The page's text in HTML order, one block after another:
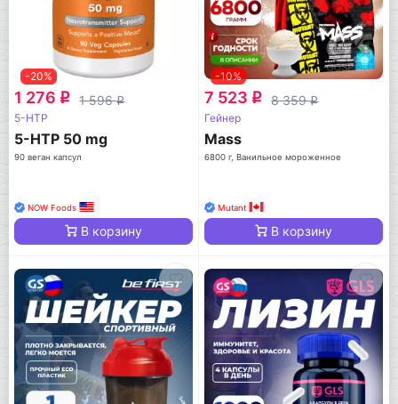
-20%
1 276 q 1 596q
5-HTP
5-HTP 50 mg
90 веган капсул
NOW Foods
В корзину
-10%
7 523 q 8 359q
Гейнер
Mass
6800 г, Ванильное мороженное
Mutant
В корзину